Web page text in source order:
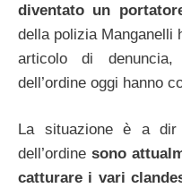
diventato un
della polizia Manganelli
articolo di
dell’ordine oggi hanno
La situazione è a dir
dell’ordinesono
catturare i vari